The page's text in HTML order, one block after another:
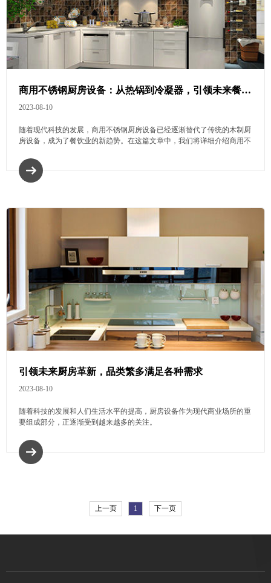
商用不锈钢厨房设备：从热锅到冷凝器，引领未来餐饮业革新
2023-08-10
随着现代科技的发展，商用不锈钢厨房设备已经逐渐替代了传统的木制厨
房设备，成为了餐饮业的新趋势。在这篇文章中，我们将详细介绍商用不
引领未来厨房革新，品类繁多满足各种需求
2023-08-10
随着科技的发展和人们生活水平的提高，厨房设备作为现代商业场所的重
要组成部分，正逐渐受到越来越多的关注。
上一页 1 下一页